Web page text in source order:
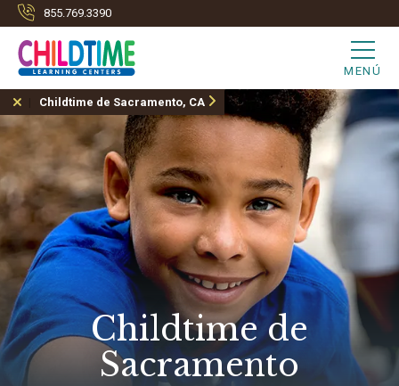
855.769.3390
MENÚ
Childtime de Sacramento, CA
Childtime de
Sacramento